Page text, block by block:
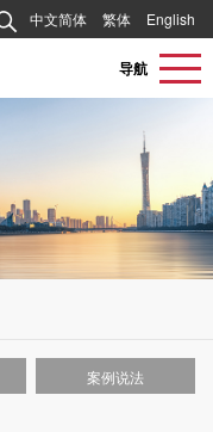
中文简体 繁体 English
导航
案例说法